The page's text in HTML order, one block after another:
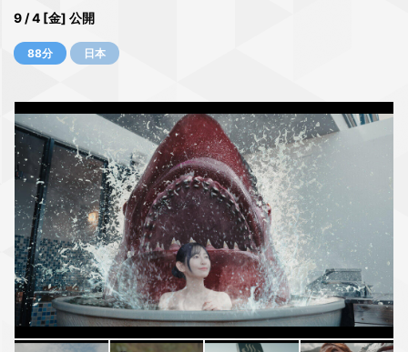
9 / 4 [金] 公開
88分 日本